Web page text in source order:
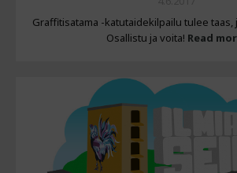
Graffitisatama -katutaidekilpailu tulee taas,
Osallistu ja voita! Read